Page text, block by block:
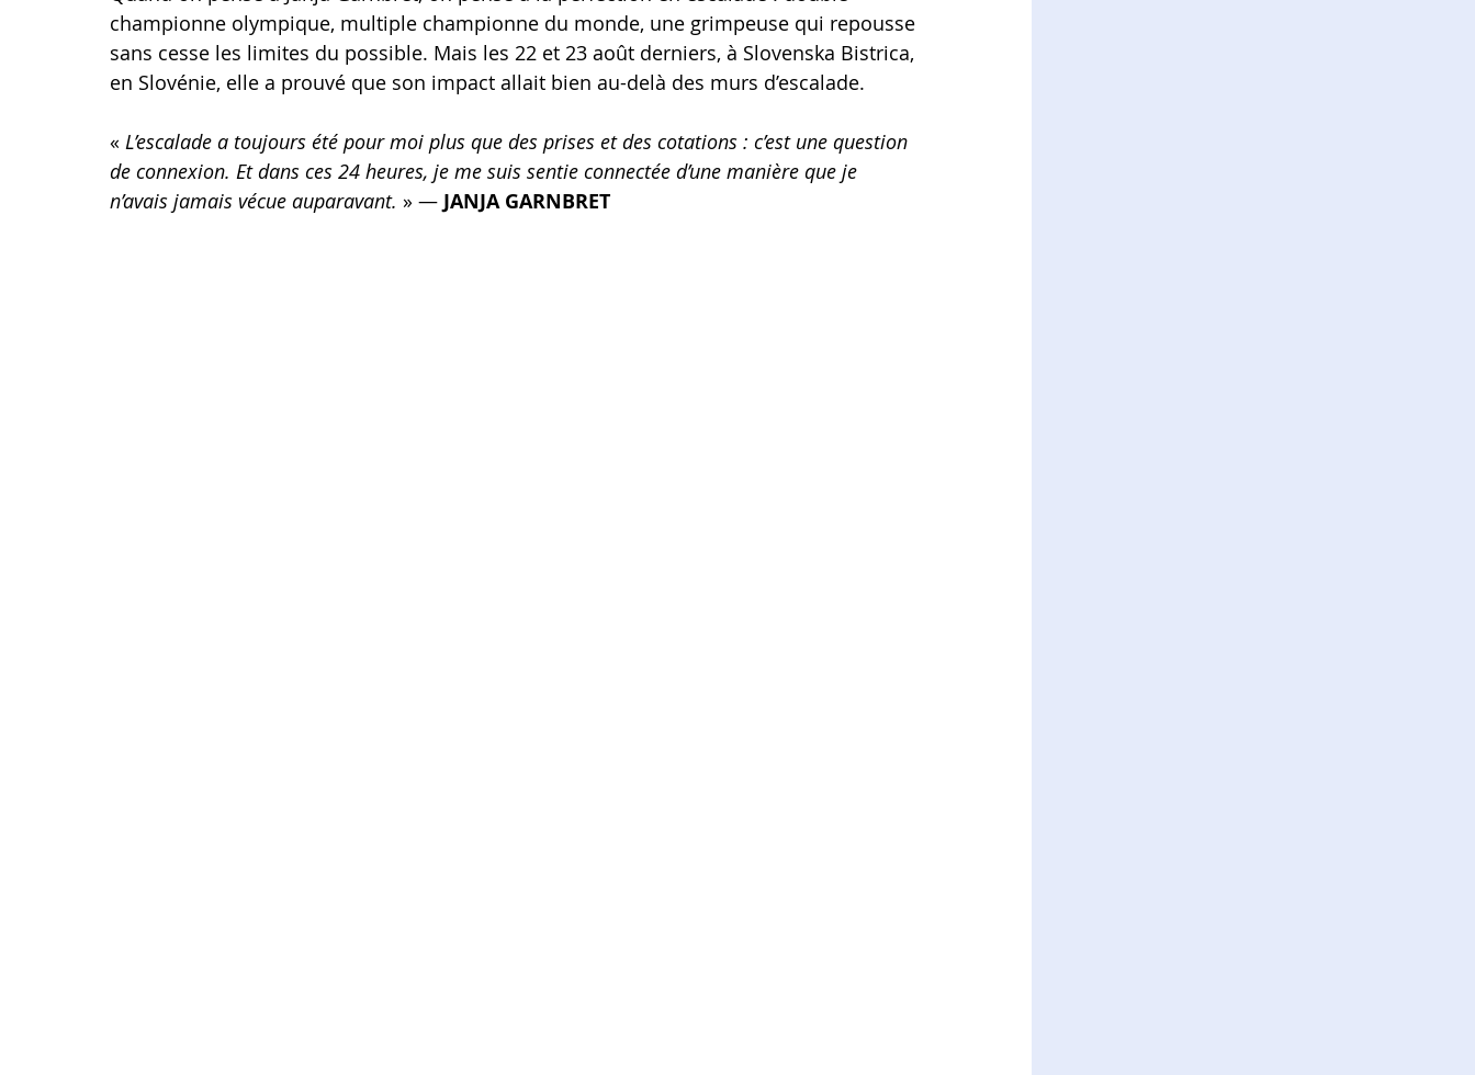
championne olympique, multiple championne du monde, une grimpeuse qui repousse
sans cesse les limites du possible. Mais les 22 et 23 août derniers, à Slovenska Bistrica,
en Slovénie, elle a prouvé que son impact allait bien au-delà des murs d’escalade.
« L’escalade a toujours été pour moi plus que des prises et des cotations : c’est une question
de connexion. Et dans ces 24 heures, je me suis sentie connectée d’une manière que je
n’avais jamais vécue auparavant. » — JANJA GARNBRET